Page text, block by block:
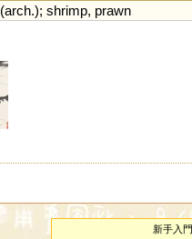
arch.); shrimp, prawn
新手入門